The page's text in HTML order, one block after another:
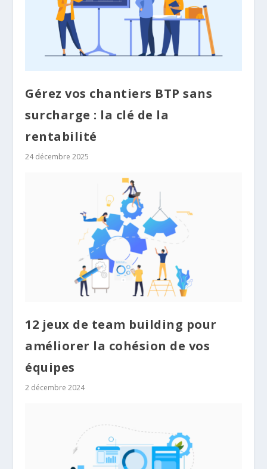
Gérez vos chantiers BTP sans
surcharge : la clé de la
rentabilité
24 décembre 2025
12 jeux de team building pour
améliorer la cohésion de vos
équipes
2 décembre 2024